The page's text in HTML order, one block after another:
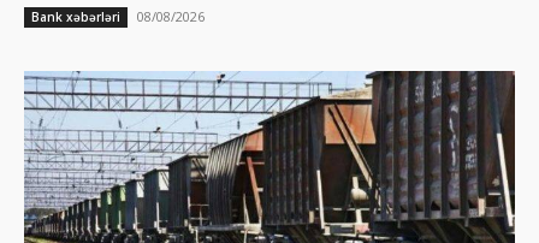
Bank xəbərləri 08/08/2026